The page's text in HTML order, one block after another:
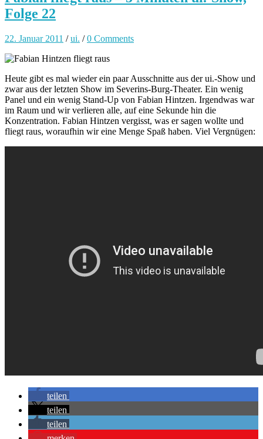
Folge 22
22. Januar 2011 /ui. /0 Comments
Heute gibt es mal wieder ein paar Ausschnitte aus der ui.-Show und
zwar aus der letzten Show im Severins-Burg-Theater. Ein wenig
Panel und ein wenig Stand-Up von Fabian Hintzen. Irgendwas war
im Raum und wir verlieren alle, auf eine Sekunde hin die
Konzentration. Fabian Hintzen vergisst, was er sagen wollte und
fliegt raus, woraufhin wir eine Menge Spaß haben. Viel Vergnügen:
teilen
teilen
teilen